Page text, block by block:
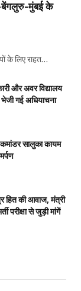
बेंगलुरु-मुंबई के
के लिए राहत…
और अवर विद्यालय
भेजी गई अधियाचना
सालुका कायम
हित की आवाज, मंत्री
परीक्षा से जुड़ी मांगें